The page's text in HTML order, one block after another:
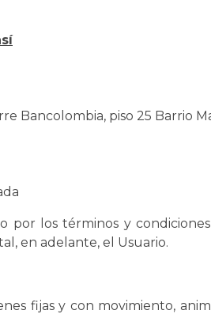
Bancolombia, piso 25 Barrio
los términos y
en adelante, el Usuario.
fijas y con movimiento,